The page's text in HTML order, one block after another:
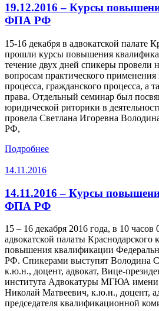
19.12.2016 – Курсы
ФПА РФ
15-16 декабря в адвокатской палате
прошли курсы повышения
течение двух дней спикеры провели
вопросам практического
процесса, гражданского процесса, а
права. Отдельный семинар был
юридической риторики в
провела Светлана Игоревна
РФ,
Подробнее
14.11.2016
14.11.2016 – Курсы
ФПА РФ
15 – 16 декабря 2016 года, в 10
адвокатской палаты Краснодарского
повышения квалификации
РФ. Спикерами выступят Володина
к.ю.н., доцент, адвокат, Вице-
института Адвокатуры МГЮА
Николай Матвеевич, к.ю.н., доцент,
председателя квалификационной